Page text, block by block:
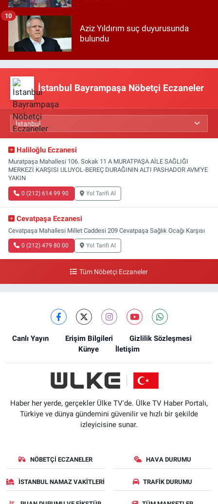
Aziz Yıldırım suç duyurusunda
bulundu
10
İstanbul Bayrampaşa Nöbetçi Eczaneler
Haliloğlu Eczanesi
Muratpaşa Mahallesi 106. Sokak 11 A MURATPAŞA AİLE SAĞLIĞI
MERKEZİ KARŞISI ULUYOL-BEREÇ DURAĞININ ALTI PASHADOR AVM'YE
YAKIN
0 (212) 614 99 90 Yol Tarifi Al
Cevatpaşa Eczanesi
Cevatpaşa Mahallesi Millet Caddesi 209 Cevatpaşa Sağlık Ocağı Karşısı
0 (212) 479 80 00 Yol Tarifi Al
Tüm Nöbetçi Eczaneler
Canlı Yayın Erişim Bilgileri
Gizlilik Sözleşmesi
Künye
İletişim
Haber her yerde, gerçekler Ülke TV'de. Ülke TV Haber Portalı,
Türkiye ve dünya gündemini güvenilir ve hızlı bir şekilde
izleyicisine sunar.
NÖBETÇI ECZANELER HAVA DURUMU
İSTANBUL NAMAZ VAKITLERI TRAFIK DURUMU